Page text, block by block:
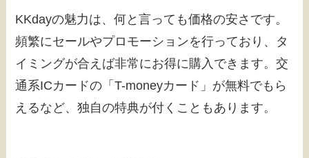
KKdayの魅力は、何と言っても価格の安さです。
頻繁にセールやプロモーションを行っており、タ
イミングが合えば非常にお得に購入できます。交
通系ICカードの「T-moneyカード」が無料でもら
えるなど、独自の特典が付くこともあります。